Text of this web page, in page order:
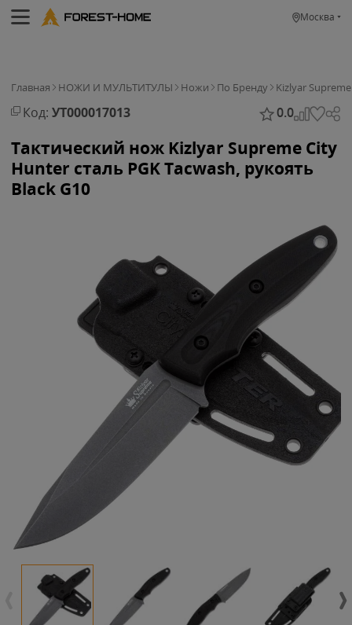
Москва
Главная НОЖИ И МУЛЬТИТУЛЫ Ножи По Бренду Kizlyar Supreme
Код: УТ000017013 0.0
Тактический нож Kizlyar Supreme City
Hunter сталь PGK Tacwash, рукоять
Black G10